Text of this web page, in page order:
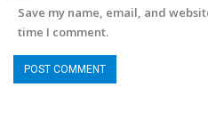
Save my name, email, and
time I comment.